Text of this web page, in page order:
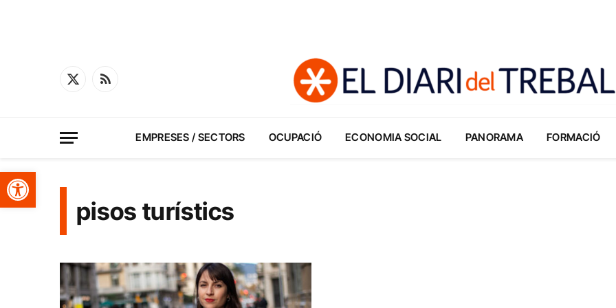
Obre la barra d'eines
X
RSS
EMPRESES / SECTORS OCUPACIÓ ECONOMIA SOCIAL PANORAMA FORMACIÓ
pisos turístics